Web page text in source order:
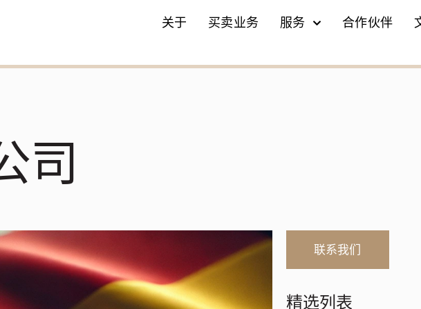
关于 买卖业务 服务 合作伙伴
司
联系我们
精选列表